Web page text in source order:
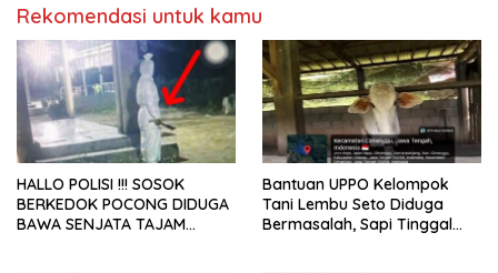
Rekomendasi untuk kamu
HALLO POLISI !!! SOSOK
BERKEDOK POCONG DIDUGA
BAWA SENJATA TAJAM
Bantuan UPPO Kelompok
Tani Lembu Seto Diduga
Bermasalah, Sapi Tinggal